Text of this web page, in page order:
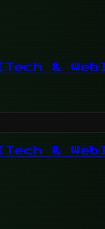
[Tech & Web]
[Tech & Web]